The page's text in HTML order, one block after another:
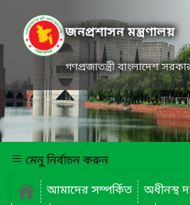
জনপ্রশাসন মন্ত্রণালয়
গণপ্রজাতন্ত্রী বাংলাদেশ
মেনু নির্বাচন করুন
আমাদের সম্পর্কিত
অধীনস্থ